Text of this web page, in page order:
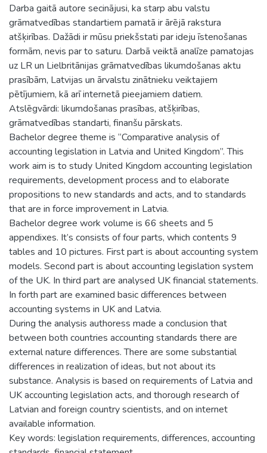
Darba gaitā autore secinājusi, ka starp abu valstu
grāmatvedības standartiem pamatā ir ārējā rakstura
atšķirības. Dažādi ir mūsu priekšstati par ideju īstenošanas
formām, nevis par to saturu. Darbā veiktā analīze pamatojas
uz LR un Lielbritānijas grāmatvedības likumdošanas aktu
prasībām, Latvijas un ārvalstu zinātnieku veiktajiem
pētījumiem, kā arī internetā pieejamiem datiem.
Atslēgvārdi: likumdošanas prasības, atšķirības,
grāmatvedības standarti, finanšu pārskats.
Bachelor degree theme is “Comparative analysis of
accounting legislation in Latvia and United Kingdom”. This
work aim is to study United Kingdom accounting legislation
requirements, development process and to elaborate
propositions to new standards and acts, and to standards
that are in force improvement in Latvia.
Bachelor degree work volume is 66 sheets and 5
appendixes. It’s consists of four parts, which contents 9
tables and 10 pictures. First part is about accounting system
models. Second part is about accounting legislation system
of the UK. In third part are analysed UK financial statements.
In forth part are examined basic differences between
accounting systems in UK and Latvia.
During the analysis authoress made a conclusion that
between both countries accounting standards there are
external nature differences. There are some substantial
differences in realization of ideas, but not about its
substance. Analysis is based on requirements of Latvia and
UK accounting legislation acts, and thorough research of
Latvian and foreign country scientists, and on internet
available information.
Key words: legislation requirements, differences, accounting